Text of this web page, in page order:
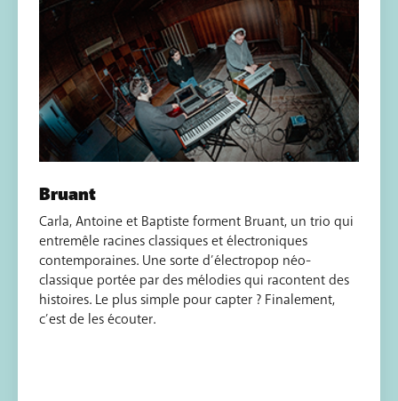
Bruant
Carla, Antoine et Baptiste forment Bruant, un trio qui
entremêle racines classiques et électroniques
contemporaines. Une sorte d’électropop néo-
classique portée par des mélodies qui racontent des
histoires. Le plus simple pour capter ? Finalement,
c’est de les écouter.